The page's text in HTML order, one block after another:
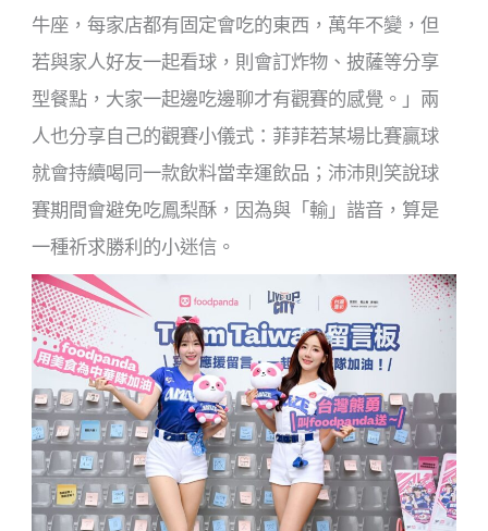
牛座，每家店都有固定會吃的東西，萬年不變，但
若與家人好友一起看球，則會訂炸物、披薩等分享
型餐點，大家一起邊吃邊聊才有觀賽的感覺。」兩
人也分享自己的觀賽小儀式：菲菲若某場比賽贏球
就會持續喝同一款飲料當幸運飲品；沛沛則笑說球
賽期間會避免吃鳳梨酥，因為與「輸」諧音，算是
一種祈求勝利的小迷信。